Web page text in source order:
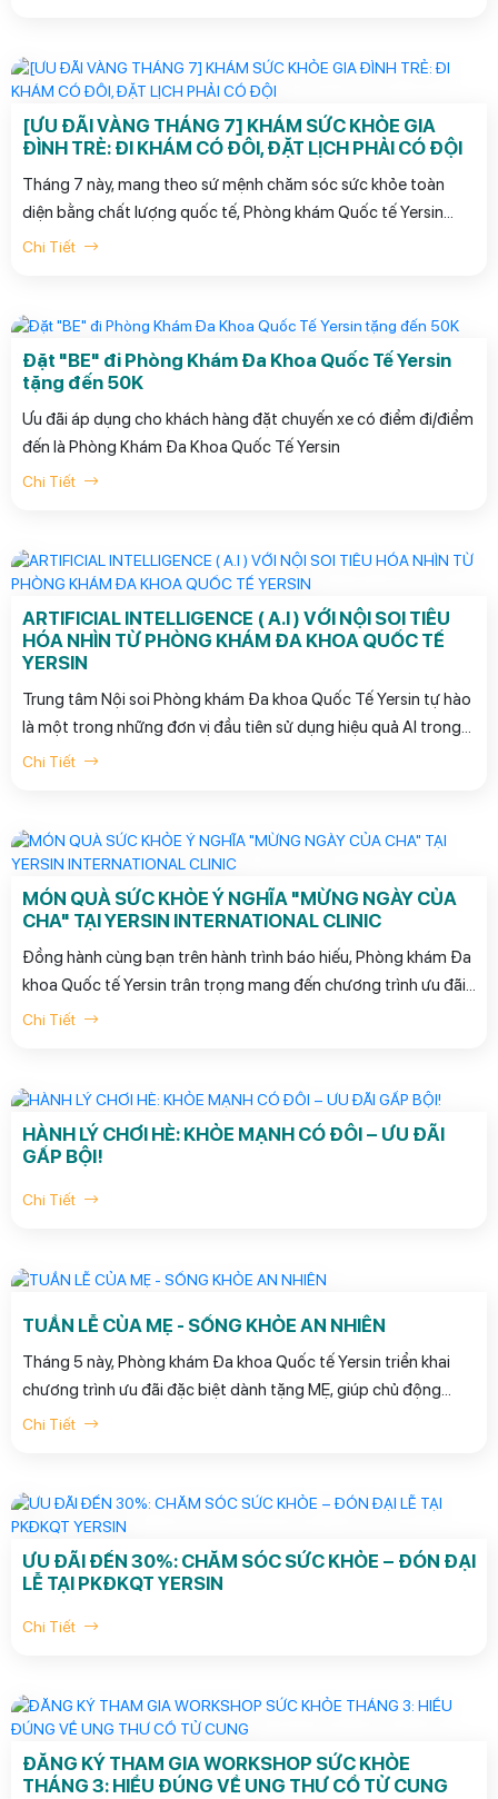
khỏe lâu dài.
[ƯU ĐÃI VÀNG THÁNG 7] KHÁM SỨC KHỎE GIA
ĐÌNH TRẺ: ĐI KHÁM CÓ ĐÔI, ĐẶT LỊCH PHẢI CÓ ĐỘI
Tháng 7 này, mang theo sứ mệnh chăm sóc sức khỏe toàn
diện bằng chất lượng quốc tế, Phòng khám Quốc tế Yersin
mang đến chương trình Ưu đãi Vàng đặc biệt dành riêng cho
từ những bước chủ động đầu tiên!
Chi Tiết
Đặt "BE" đi Phòng Khám Đa Khoa Quốc Tế Yersin
tặng đến 50K
Ưu đãi áp dụng cho khách hàng đặt chuyến xe có điểm đi/điểm
đến là Phòng Khám Đa Khoa Quốc Tế Yersin
Chi Tiết
ARTIFICIAL INTELLIGENCE ( A.I ) VỚI NỘI SOI TIÊU
HÓA NHÌN TỪ PHÒNG KHÁM ĐA KHOA QUỐC TẾ
YERSIN
Trung tâm Nội soi Phòng khám Đa khoa Quốc Tế Yersin tự hào
là một trong những đơn vị đầu tiên sử dụng hiệu quả AI trong
Nội soi tiêu hóa ở Việt Nam.
Chi Tiết
MÓN QUÀ SỨC KHỎE Ý NGHĨA "MỪNG NGÀY CỦA
CHA" TẠI YERSIN INTERNATIONAL CLINIC
Đồng hành cùng bạn trên hành trình báo hiếu, Phòng khám Đa
khoa Quốc tế Yersin trân trọng mang đến chương trình ưu đãi
đặc biệt: "Món Quà Sức Khỏe – Trọn Vẹn Yêu Thương" áp
Chi Tiết
HÀNH LÝ CHƠI HÈ: KHỎE MẠNH CÓ ĐÔI – ƯU ĐÃI
GẤP BỘI!
Chi Tiết
TUẦN LỄ CỦA MẸ - SỐNG KHỎE AN NHIÊN
Tháng 5 này, Phòng khám Đa khoa Quốc tế Yersin triển khai
chương trình ưu đãi đặc biệt dành tặng MẸ, giúp chủ động
kiểm tra sức khỏe – phát hiện sớm nguy cơ bệnh lý và an tâm
Chi Tiết
ƯU ĐÃI ĐẾN 30%: CHĂM SÓC SỨC KHỎE – ĐÓN ĐẠI
LỄ TẠI PKĐKQT YERSIN
Chi Tiết
ĐĂNG KÝ THAM GIA WORKSHOP SỨC KHỎE
THÁNG 3: HIỂU ĐÚNG VỀ UNG THƯ CỔ TỬ CUNG